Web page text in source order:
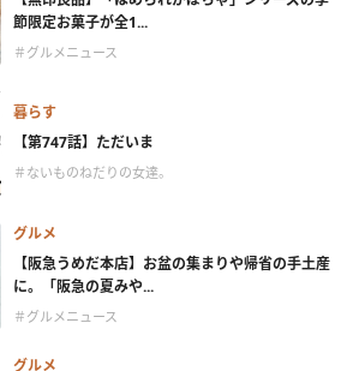
節限定お菓子が全1...
＃グルメニュース
暮らす
【第747話】ただいま
＃ないものねだりの女達。
グルメ
【阪急うめだ本店】お盆の集まりや帰省の手土産
に。「阪急の夏みや...
＃グルメニュース
グルメ